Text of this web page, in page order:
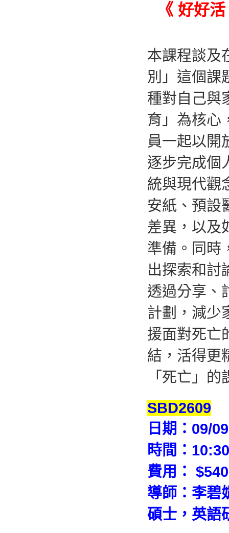
《 好好
本課程談及
別」這個
種對自己與
育」為核心
員一起以開
逐步完成個
統與現代觀
安紙、預設
差異，以及
準備。同時
出探索和討
透過分享、
計劃，減少
援面對死亡
結，活得更
「死亡」
SBD2609
日期：09/
時間：
費用：
導師：李碧
碩士，英語